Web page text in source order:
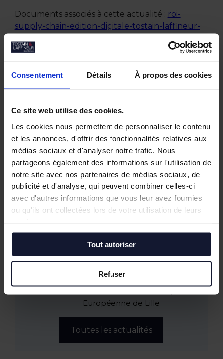
Consentement Détails À propos des cookies
Ce site web utilise des cookies.
Les cookies nous permettent de personnaliser le contenu
et les annonces, d'offrir des fonctionnalités relatives aux
médias sociaux et d'analyser notre trafic. Nous
partageons également des informations sur l'utilisation de
notre site avec nos partenaires de médias sociaux, de
publicité et d'analyse, qui peuvent combiner celles-ci
avec d'autres informations que vous leur avez fournies
ou qu'ils ont collectées lors de votre utilisation de leurs
Tout autoriser
Refuser
Documents associés à cette actualité : roi-
supply-chain-edition-digitale-tostain-laffineur-
Juin 2026
Tostain & Laffineur à la 15ᵉ Business Golf
Cup d’Arras
Empreintes Textiles : une exposition dans
un lieu atypique à Lille
Mai 2026
JOCO Pickleball : un nouveau lieu
Bureaux à vendre à Wasquehal : 772 m²
disponibles au Château Blanc
Février 2026
l’Immobilier : retour sur le bilan du
Européenne de Lille
Toutes les actualités